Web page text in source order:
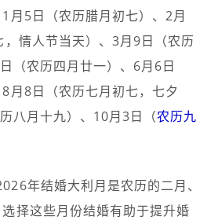
月5日（农历腊月初七）、2月
情人节当天）、3月9日（农历
（农历四月廿一）、6月6日
8月8日（农历七月初七，七夕
八月十九）、10月3日（农历九
年结婚大利月是农历的二月、
择这些月份结婚有助于提升婚